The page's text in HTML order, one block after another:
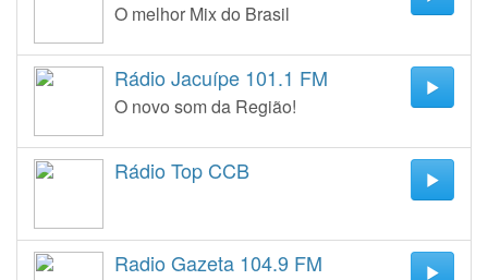
O melhor Mix do Brasil
Rádio Jacuípe 101.1 FM
O novo som da Região!
Rádio Top CCB
Radio Gazeta 104.9 FM